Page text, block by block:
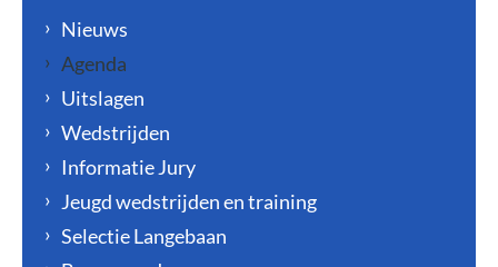
Nieuws
Agenda
Uitslagen
Wedstrijden
Informatie Jury
Jeugd wedstrijden en training
Selectie Langebaan